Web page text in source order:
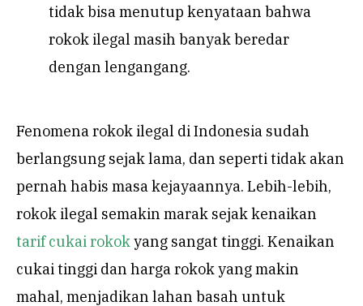
tidak bisa menutup kenyataan bahwa
rokok ilegal masih banyak beredar
dengan lengangang.
Fenomena rokok ilegal di Indonesia sudah
berlangsung sejak lama, dan seperti tidak akan
pernah habis masa kejayaannya. Lebih-lebih,
rokok ilegal semakin marak sejak kenaikan
tarif cukai rokokyang sangat tinggi. Kenaikan
cukai tinggi dan harga rokok yang makin
mahal, menjadikan lahan basah untuk